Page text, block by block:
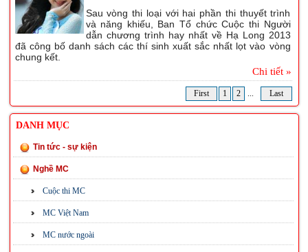
Sau vòng thi loại với hai phần thi thuyết trình
và năng khiếu, Ban Tổ chức Cuộc thi Người
dẫn chương trình hay nhất về Hạ Long 2013
đã công bố danh sách các thí sinh xuất sắc nhất lọt vào vòng
chung kết.
Chi tiết »
First 1 2 ... Last
DANH MỤC
Tin tức - sự kiện
Nghề MC
Cuộc thi MC
MC Việt Nam
MC nước ngoài